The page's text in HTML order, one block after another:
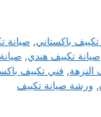
تكييف باكستاني, صيانة
صيانة تكييف هندي,
النزهة, فني تكييف
, ورشة صيانة تكييف